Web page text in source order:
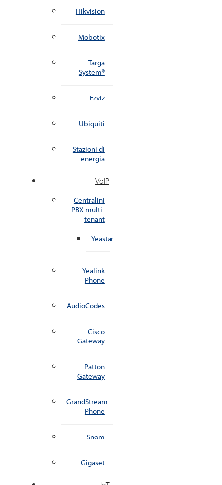
Hikvision
Mobotix
Targa
System®
Ezviz
Ubiquiti
Stazioni di
energia
VoIP
Centralini
PBX multi-
tenant
Yeastar
Yealink
Phone
AudioCodes
Cisco
Gateway
Patton
Gateway
GrandStream
Phone
Snom
Gigaset